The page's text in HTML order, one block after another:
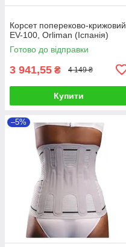
Корсет попереково-крижовий
EV-100, Orliman (Іспанія)
Готово до відправки
3 941,55 ₴ 4 149 ₴
Купити
–5%